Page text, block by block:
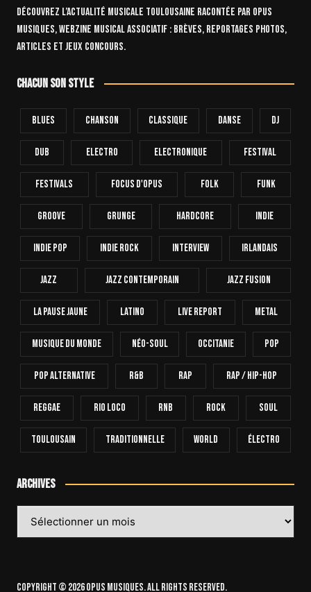
Découvrez l’actualité musicale toulousaine racontée par OPUS
Musiques, webzine musical associatif : brèves, reportages photos,
articles et jeux concours.
Chacun son style
Blues Chanson Classique Danse Dj
Dub Electro Electronique FESTIVAL
Festivals Focus D'Opus Folk Funk
Groove Grunge Hardcore INDIE
Indie Pop Indie Rock Interview Irlandais
Jazz Jazz Contemporain Jazz Fusion
La Pause Jaune Latino Live Report Metal
Musique Du Monde Néo-Soul Occitanie Pop
Pop Alternative R&B Rap Rap / Hip-Hop
Reggae Rio Loco RnB Rock Soul
Toulousain Traditionnelle World Électro
Archives
Copyright © 2026 OPUS Musiques. All rights reserved.